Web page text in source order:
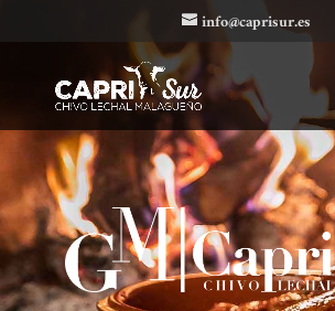
info@caprisur.es